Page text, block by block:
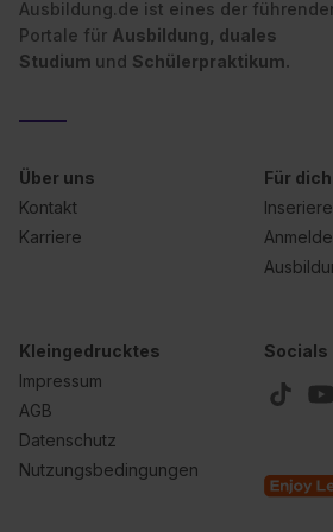
Ausbildung.de ist eines der
Portale für Ausbildung, duales
Studium und Schülerpraktikum.
Über uns
Kontakt
Karriere
Für dich
Kleingedrucktes
Impressum
AGB
Datenschutz
Nutzungsbedingungen
Socials